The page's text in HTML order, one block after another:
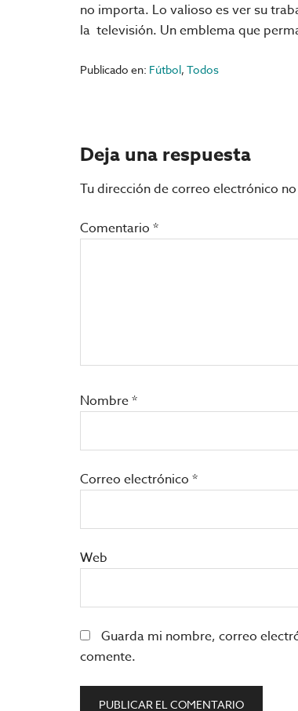
no importa. Lo valioso es ver su
la televisión. Un emblema que
Publicado en: Fútbol, Todos
Interacciones
con
los
lectores
Deja una respuesta
Tu dirección de correo electrónico
Comentario *
Nombre*
Correo electrónico *
Web
Guarda mi nombre, correo
comente.